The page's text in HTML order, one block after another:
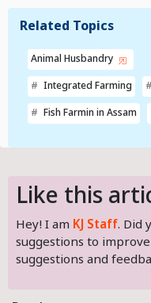
Related Topics
Animal Husbandry
Integrated Farming
Fish Farmin in Assam
Like this
Hey! I am KJ Staff. Did
suggestions to
suggestions and